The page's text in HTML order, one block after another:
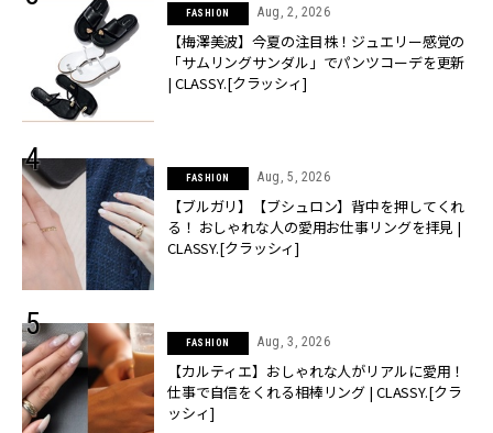
FASHION Aug, 2, 2026
【梅澤美波】今夏の注目株！ジュエリー感覚の
「サムリングサンダル」でパンツコーデを更新
| CLASSY.[クラッシィ]
FASHION Aug, 5, 2026
【ブルガリ】【ブシュロン】背中を押してくれ
る！ おしゃれな人の愛用お仕事リングを拝見 |
CLASSY.[クラッシィ]
FASHION Aug, 3, 2026
【カルティエ】おしゃれな人がリアルに愛用！
仕事で自信をくれる相棒リング | CLASSY.[クラ
ッシィ]